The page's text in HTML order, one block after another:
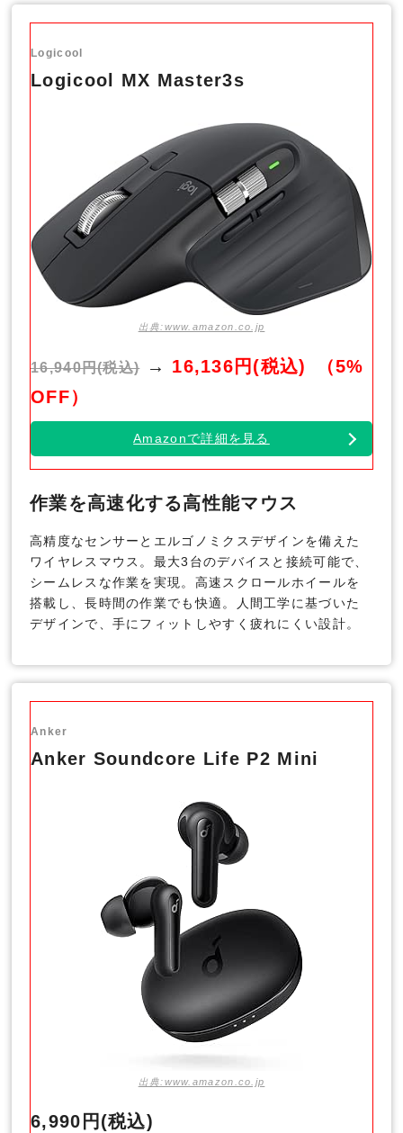
Logicool
Logicool MX Master3s
出典:www.amazon.co.jp
16,940円(税込)→ 16,136円(税込)
（5%
OFF）
Amazonで詳細を見る
作業を高速化する高性能マウス
高精度なセンサーとエルゴノミクスデザインを備えた
ワイヤレスマウス。最大3台のデバイスと接続可能で、
シームレスな作業を実現。高速スクロールホイールを
搭載し、長時間の作業でも快適。人間工学に基づいた
デザインで、手にフィットしやすく疲れにくい設計。
Anker
Anker Soundcore Life P2 Mini
出典:www.amazon.co.jp
6,990円(税込)